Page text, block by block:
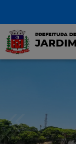
PREFEITURA DE